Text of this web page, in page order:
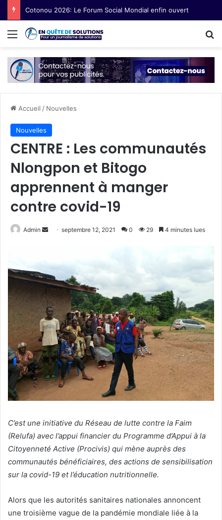
Menu
Accueil / Nouvelles
Nouvelles
CENTRE : Les communautés
Nlongpon et Bitogo
apprennent à manger
contre covid-19
Admin
o
y
e
u
n
c
u
r
l
septembre 12, 2021 0 29 4 minutes lues
C’est une initiative du Réseau de lutte contre la Faim
(Relufa) avec l’appui financier du Programme d’Appui à la
Citoyenneté Active (Procivis) qui mène auprès des
communautés bénéficiaires, des actions de sensibilisation
sur la covid-19 et l’éducation nutritionnelle.
Alors que les autorités sanitaires nationales annoncent
une troisième vague de la pandémie mondiale liée à la